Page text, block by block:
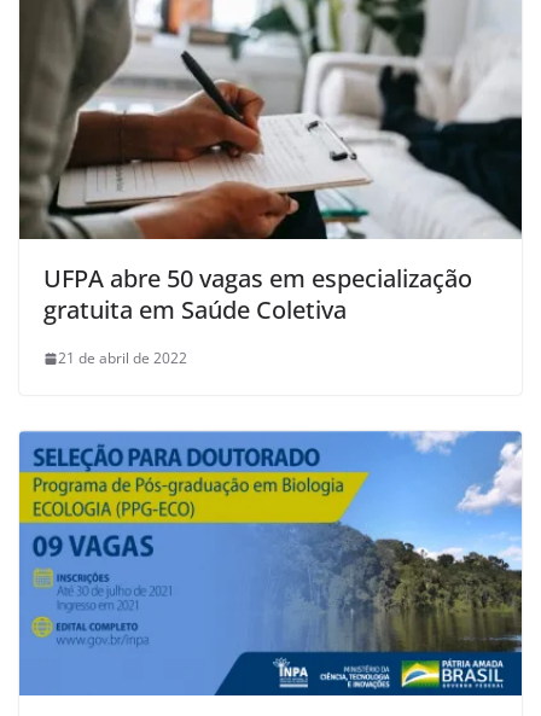
UFPA abre 50 vagas em especialização
gratuita em Saúde Coletiva
21 de abril de 2022